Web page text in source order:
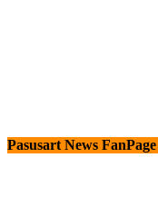
Pasusart News FanPage